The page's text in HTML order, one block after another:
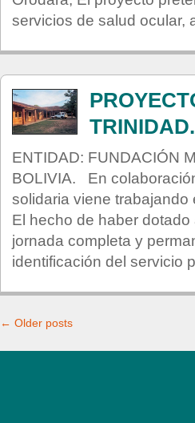
servicios de salud
ENTIDAD: FUNDACIÓN
BOLIVIA. En
solidaria viene
El hecho de haber
jornada completa y
identificación del servicio
← Older posts